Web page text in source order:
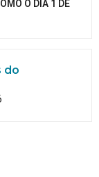
O DÍA 1 DE
do